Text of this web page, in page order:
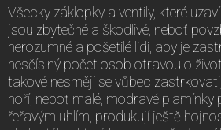
Všecky záklopky a ventily, které
jsou zbytečné a škodlivé, neboť
nerozumné a pošetilé lidi, aby je
nesčíslný počet osob otravou o
takové nesmějí se vůbec
hoří, neboť malé, modravé plamínky
řeřavým uhlím, produkují ještě